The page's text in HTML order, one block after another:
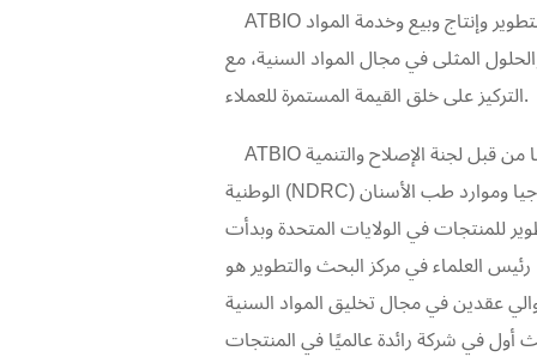
ATBIO هي شركة تكنولوجية متخصصة في البحث والتطوير وإنتاج وبيع وخدمة المواد
المثلى في مجال المواد السنية، مع
التركيز على خلق القيمة المستمرة للعملاء.
ATBIO هي مؤسسة وطنية عالية التقنية معترف بها من قبل لجنة الإصلاح والتنمية
الوطنية (NDRC) وتعمل كمختبر هندسي وطني لتكنولوجيا وموارد طب الأسنان
للمنتجات في الولايات المتحدة وبدأت
رئيس العلماء في مركز البحث والتطوير هو
عقدين في مجال تخليق المواد السنية
أول في شركة رائدة عالميًا في المنتجات